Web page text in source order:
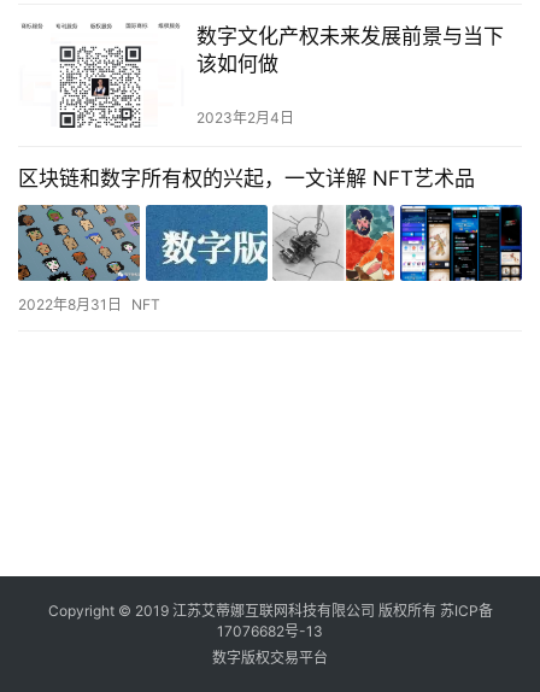
数字文化产权未来发展前景与当下
该如何做
2023年2月4日
区块链和数字所有权的兴起，一文详解 NFT艺术品
2022年8月31日 NFT
Copyright © 2019 江苏艾蒂娜互联网科技有限公司 版权所有 苏ICP备
17076682号-13
数字版权交易平台